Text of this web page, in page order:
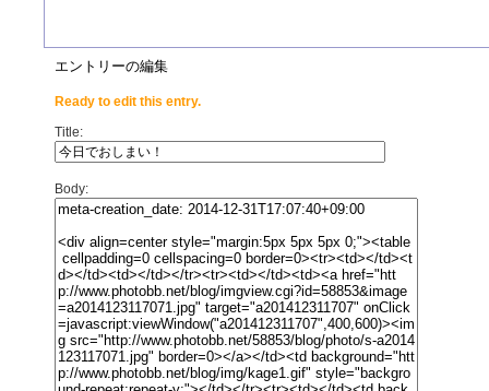
エントリーの編集
Ready to edit this entry.
Title:
Body: